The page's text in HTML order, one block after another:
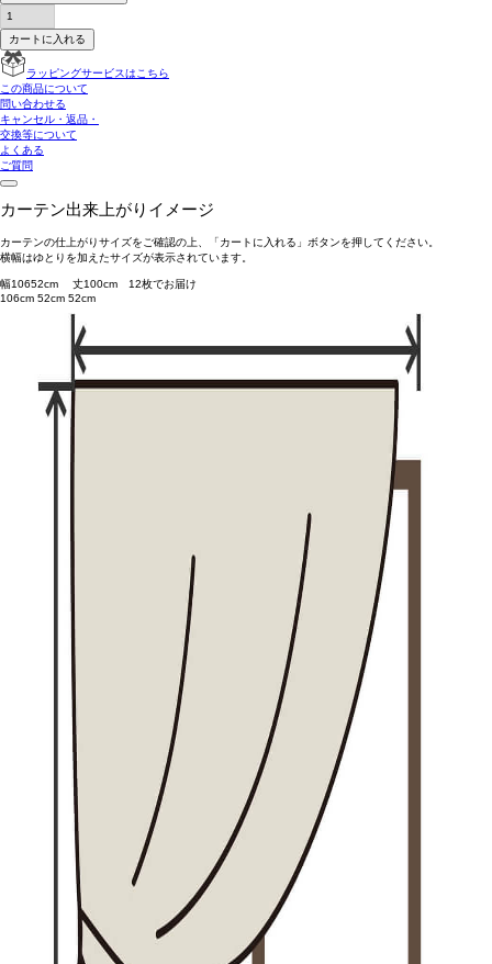
カートに入れる
ラッピングサービスはこちら
この商品について
問い合わせる
キャンセル・返品・
交換等について
よくある
ご質問
カーテン出来上がりイメージ
カーテンの仕上がりサイズをご確認の上、「カートに入れる」ボタンを押してください。
横幅はゆとりを加えたサイズが表示されています。
幅10652cm 丈100cm 12枚でお届け
106cm 52cm 52cm